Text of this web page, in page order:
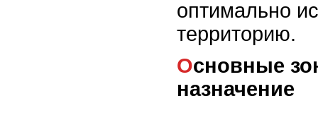
оптимально
территорию.
Основные зоны и их
назначение